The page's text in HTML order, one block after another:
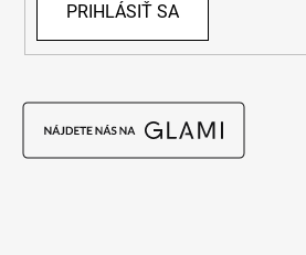
PRIHLÁSIŤ SA